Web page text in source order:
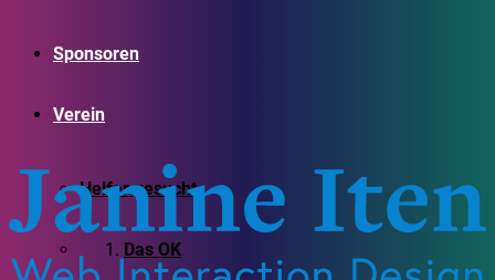
Sponsoren
Verein
Helfer gesucht
Das OK